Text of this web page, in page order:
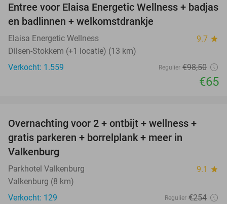
34%
Entree voor Elaisa Energetic Wellness + badjas
en badlinnen + welkomstdrankje
Elaisa Energetic Wellness 9.7 star
Dilsen-Stokkem (+1 locatie) (13 km)
Verkocht: 1.559
Regulier €98,50
€65
33%
Overnachting voor 2 + ontbijt + wellness +
gratis parkeren + borrelplank + meer in
Valkenburg
Parkhotel Valkenburg 9.1 star
Valkenburg (8 km)
Verkocht: 129
Regulier €254